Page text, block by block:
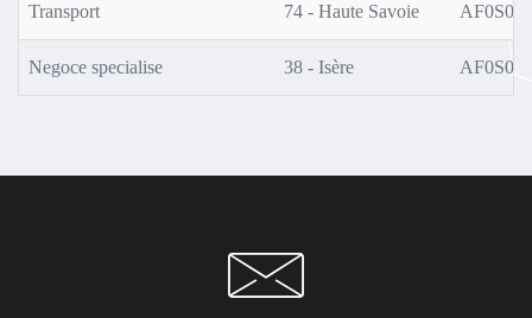
Transport 74 - Haute Savoie
Negoce specialise 38 - Isère